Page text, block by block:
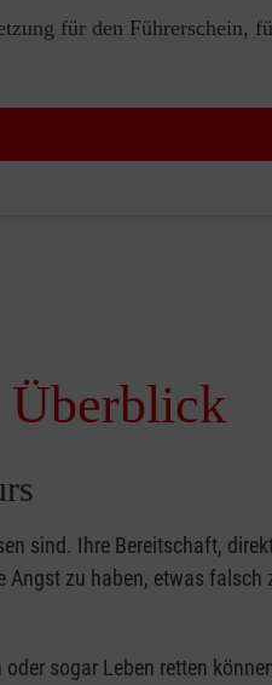
für den Führerschein,
Überblick
sind. Ihre Bereitschaft,
Angst zu haben, etwas falsch
sogar Leben retten